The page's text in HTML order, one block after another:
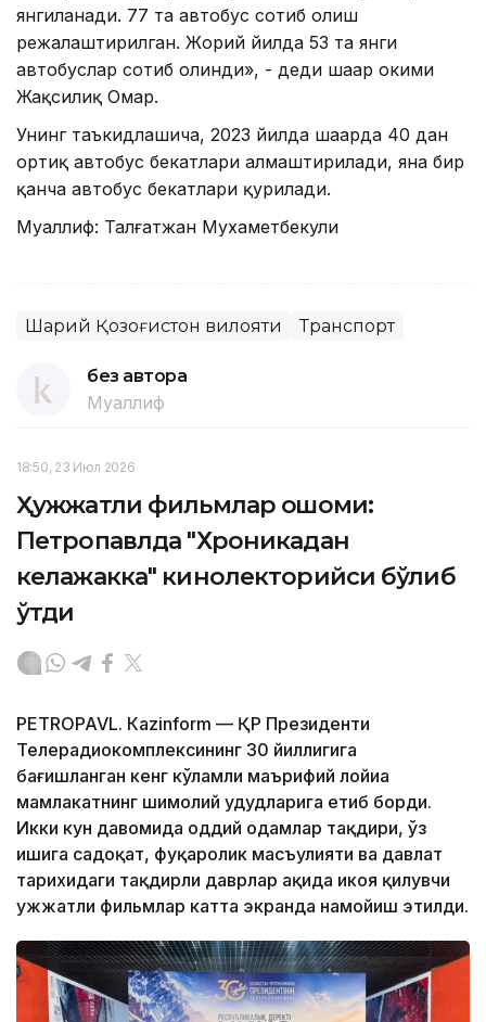
янгиланади. 77 та автобус сотиб олиш
режалаштирилган. Жорий йилда 53 та янги
автобуслар сотиб олинди», - деди шаҳар ҳокими
Жақсилиқ Омар.
Унинг таъкидлашича, 2023 йилда шаҳарда 40 дан
ортиқ автобус бекатлари алмаштирилади, яна бир
қанча автобус бекатлари қурилади.
Муаллиф: Талғатжан Мухаметбекули
Шарқий Қозоғистон вилояти Транспорт
без автора
Муаллиф
18:50, 23 Июл 2026
Ҳужжатли фильмлар оқшоми:
Петропавлда "Хроникадан
келажакка" кинолекторийси бўлиб
ўтди
PETROPAVL. Кazinform — ҚР Президенти
Телерадиокомплексининг 30 йиллигига
бағишланган кенг кўламли маърифий лойиҳа
мамлакатнинг шимолий ҳудудларига етиб борди.
Икки кун давомида оддий одамлар тақдири, ўз
ишига садоқат, фуқаролик масъулияти ва давлат
тарихидаги тақдирли даврлар ҳақида ҳикоя қилувчи
ҳужжатли фильмлар катта экранда намойиш этилди.